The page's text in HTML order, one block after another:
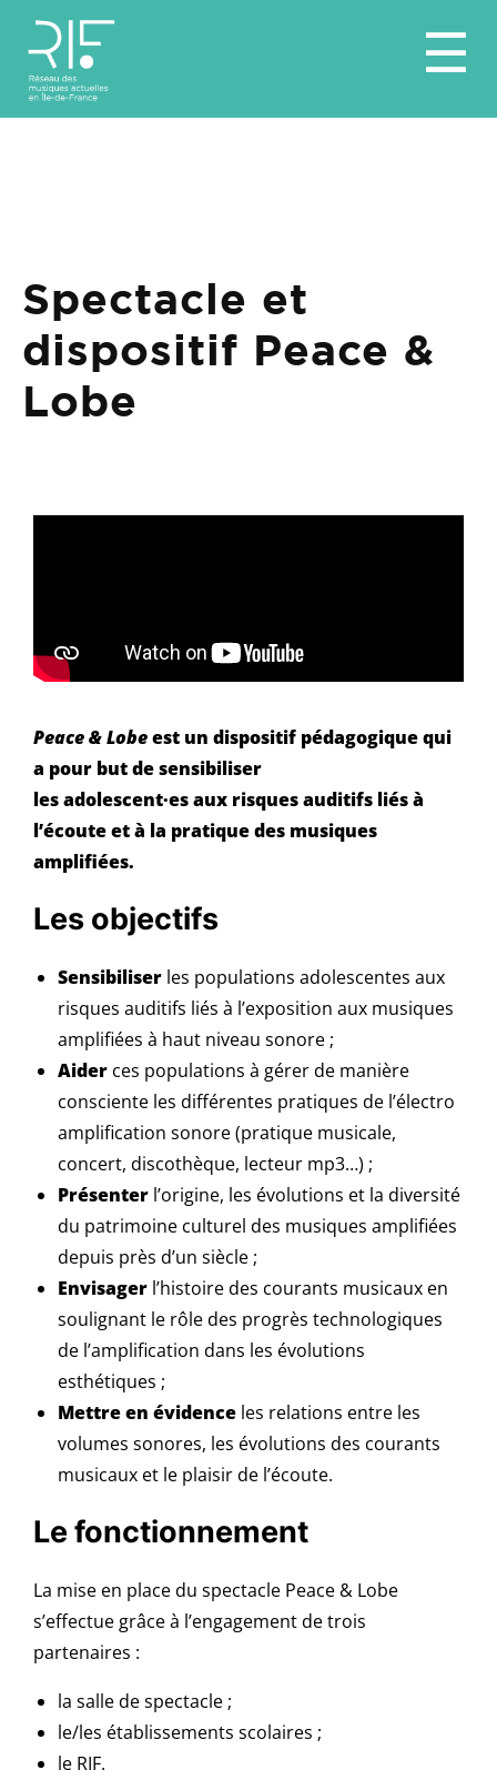
☰
Spectacle et
dispositif Peace &
Lobe
Peace & Lobeest un dispositif pédagogique qui
a pour but de sensibiliser
les adolescent·es aux risques auditifs liés à
l’écoute et à la pratique des musiques
amplifiées.
Les objectifs
Sensibiliser les populations adolescentes aux
risques auditifs liés à l’exposition aux musiques
amplifiées à haut niveau sonore ;
Aider ces populations à gérer de manière
consciente les différentes pratiques de l’électro
amplification sonore (pratique musicale,
concert, discothèque, lecteur mp3…) ;
Présenter l’origine, les évolutions et la diversité
du patrimoine culturel des musiques amplifiées
depuis près d’un siècle ;
Envisager l’histoire des courants musicaux en
soulignant le rôle des progrès technologiques
de l’amplification dans les évolutions
esthétiques ;
Mettre en évidence les relations entre les
volumes sonores, les évolutions des courants
musicaux et le plaisir de l’écoute.
Le fonctionnement
La mise en place du spectacle Peace & Lobe
s’effectue grâce à l’engagement de trois
partenaires :
la salle de spectacle ;
le/les établissements scolaires ;
le RIF.